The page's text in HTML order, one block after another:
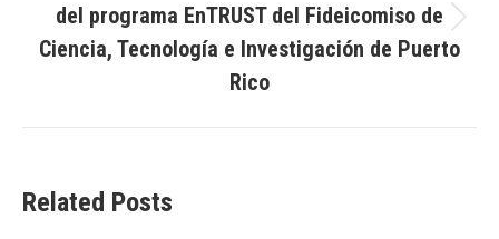
Next
post:
del programa EnTRUST del Fideicomiso de
Ciencia, Tecnología e Investigación de Puerto
Rico
Related Posts